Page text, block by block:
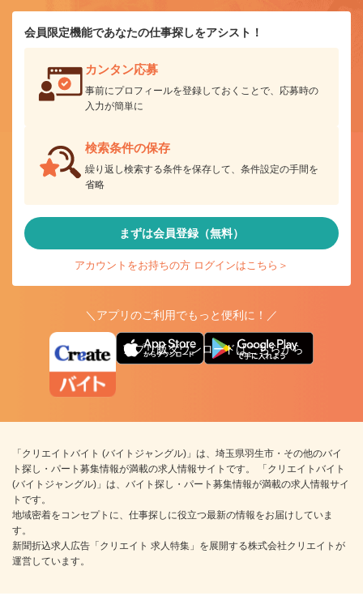
会員限定機能であなたの仕事探しをアシスト！
カンタン応募
事前にプロフィールを登録しておくことで、応募時の
入力が簡単に
検索条件の保存
繰り返し検索する条件を保存して、条件設定の手間を
省略
まずは会員登録（無料）
アカウントをお持ちの方 ログインはこちら＞
＼アプリのご利用でもっと便利に！／
アプリ版ダウンロードはこちらから
「クリエイトバイト (バイトジャングル)」は、埼玉県羽生市・その他のバイ
ト探し・パート募集情報が満載の求人情報サイトです。 「クリエイトバイト
(バイトジャングル)」は、バイト探し・パート募集情報が満載の求人情報サイ
トです。
地域密着をコンセプトに、仕事探しに役立つ最新の情報をお届けしていま
す。
新聞折込求人広告「クリエイト 求人特集」を展開する株式会社クリエイトが
運営しています。